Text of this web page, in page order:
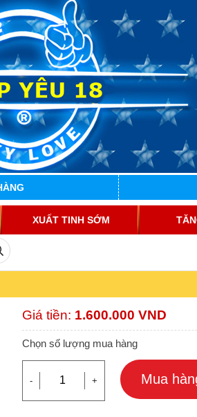
XUẤT TINH SỚM
Giá tiền: 1.600.000 VND
Chọn số lượng mua hàng
- + Mua